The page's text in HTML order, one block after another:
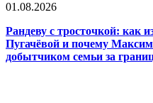
01.08.2026
Рандеву с тросточкой: как
Пугачёвой и почему
добытчиком семьи за